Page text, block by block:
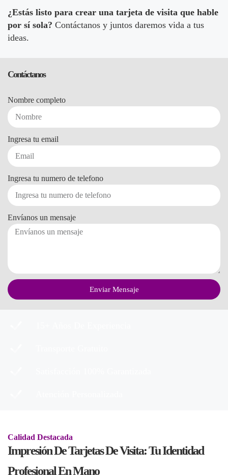
¿Estás listo para crear una tarjeta de visita que hable
por sí sola? Contáctanos y juntos daremos vida a tus
ideas.
Contáctanos
Nombre completo
Ingresa tu email
Ingresa tu numero de telefono
Envíanos un mensaje
Enviar Mensaje
Calidad Destacada
Impresión De Tarjetas De Visita: Tu Identidad
Profesional En Mano